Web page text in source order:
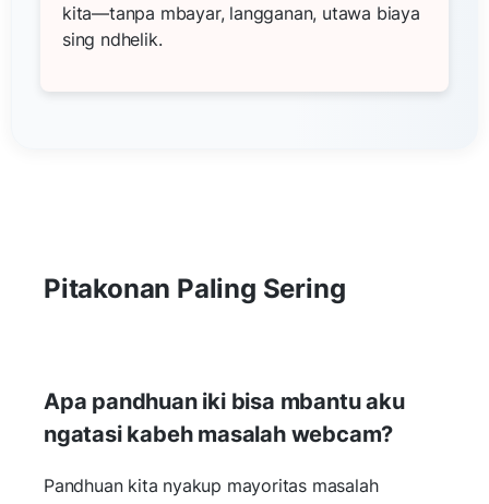
kita—tanpa mbayar, langganan, utawa biaya
sing ndhelik.
Pitakonan Paling Sering
Apa pandhuan iki bisa mbantu aku
ngatasi kabeh masalah webcam?
Pandhuan kita nyakup mayoritas masalah